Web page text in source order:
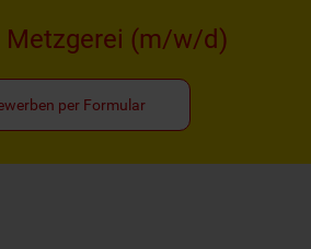
(m/w/d)
per Formular